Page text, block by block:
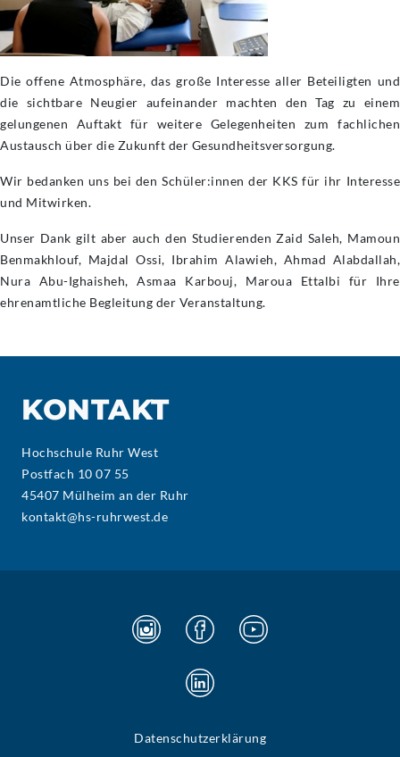
Die offene Atmosphäre, das große Interesse aller Beteiligten und
die sichtbare Neugier aufeinander machten den Tag zu einem
gelungenen Auftakt für weitere Gelegenheiten zum fachlichen
Austausch über die Zukunft der Gesundheitsversorgung.
Wir bedanken uns bei den Schüler:innen der KKS für ihr Interesse
und Mitwirken.
Unser Dank gilt aber auch den Studierenden Zaid Saleh, Mamoun
Benmakhlouf, Majdal Ossi, Ibrahim Alawieh, Ahmad Alabdallah,
Nura Abu-Ighaisheh, Asmaa Karbouj, Maroua Ettalbi für Ihre
ehrenamtliche Begleitung der Veranstaltung.
KONTAKT
Hochschule Ruhr West
Postfach 10 07 55
45407 Mülheim an der Ruhr
kontakt@hs-ruhrwest.de
Datenschutzerklärung